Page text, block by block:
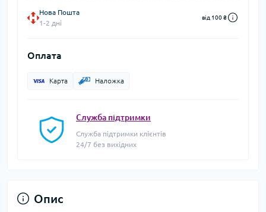
Нова Пошта
1-2 дні
від 100 ₴
Оплата
Карта Наложка
Служба підтримки
Служба підтримки клієнтів
24/7 без вихідних
Опис